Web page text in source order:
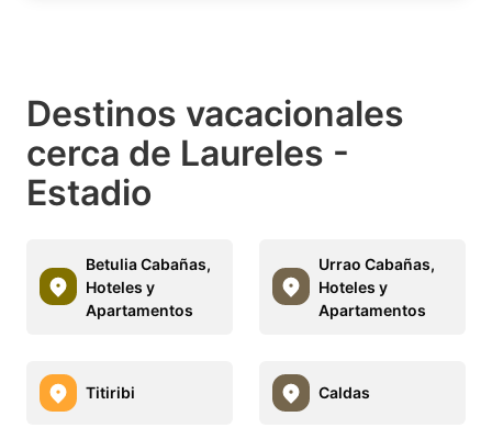
Destinos vacacionales
cerca de Laureles -
Estadio
Betulia Cabañas,
Hoteles y
Apartamentos
Urrao Cabañas,
Hoteles y
Apartamentos
Titiribi Caldas